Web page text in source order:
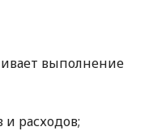
выполнение
расходов;